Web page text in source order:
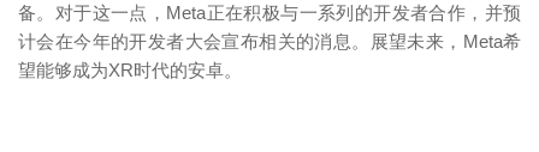
备。对于这一点，Meta正在积极与一系列的开发者合作，并预
计会在今年的开发者大会宣布相关的消息。展望未来，Meta希
望能够成为XR时代的安卓。